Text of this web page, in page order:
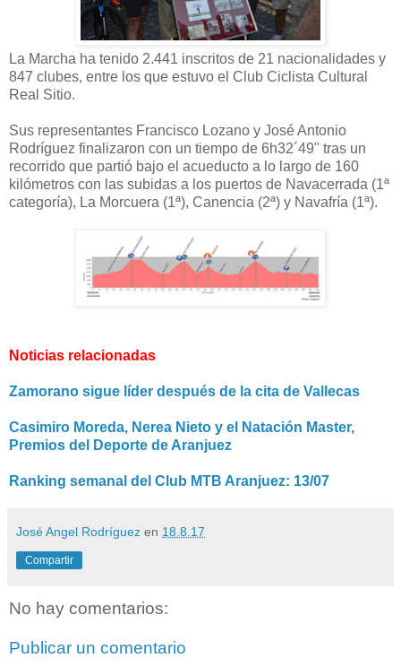
La Marcha ha tenido 2.441 inscritos de 21 nacionalidades y
847 clubes, entre los que estuvo el Club Ciclista Cultural
Real Sitio.
Sus representantes Francisco Lozano y José Antonio
Rodríguez finalizaron con un tiempo de 6h32´49" tras un
recorrido que partió bajo el acueducto a lo largo de 160
kilómetros con las subidas a los puertos de Navacerrada (1ª
categoría), La Morcuera (1ª), Canencia (2ª) y Navafría (1ª).
Noticias relacionadas
Zamorano sigue líder después de la cita de Vallecas
Casimiro Moreda, Nerea Nieto y el Natación Master,
Premios del Deporte de Aranjuez
Ranking semanal del Club MTB Aranjuez: 13/07
José Angel Rodríguez en 18.8.17
Compartir
No hay comentarios:
Publicar un comentario